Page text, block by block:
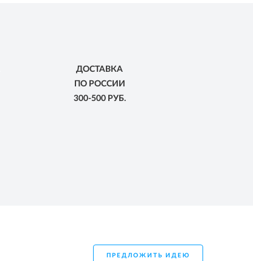
ДОСТАВКА
ПО РОССИИ
300-500 РУБ.
ПРЕДЛОЖИТЬ ИДЕЮ